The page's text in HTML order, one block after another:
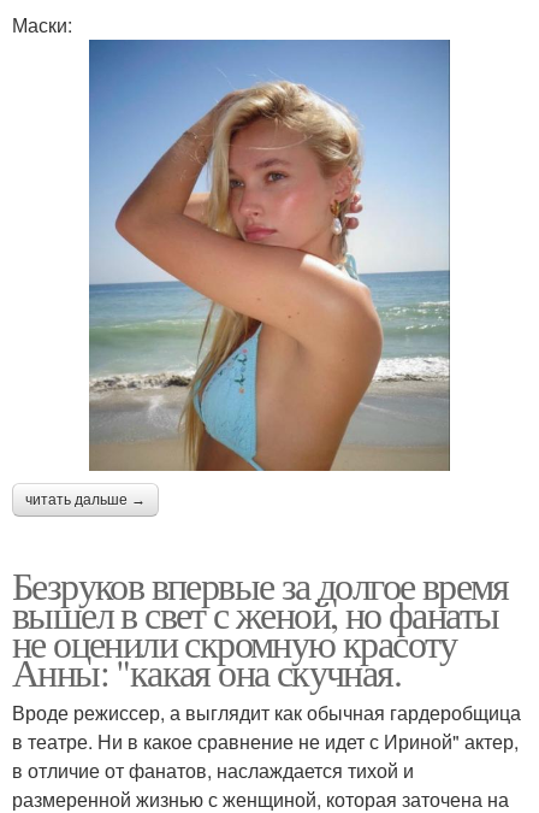
Маски:
читать дальше →
Безруков впервые за долгое время
вышел в свет с женой, но фанаты
не оценили скромную красоту
Анны: "какая она скучная.
Вроде режиссер, а выглядит как обычная гардеробщица
в театре. Ни в какое сравнение не идет с Ириной" актер,
в отличие от фанатов, наслаждается тихой и
размеренной жизнью с женщиной, которая заточена на